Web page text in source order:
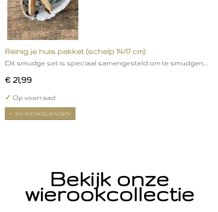
Reinig je huis pakket (schelp 14/17 cm)
Dit smudge set is speciaal samengesteld om te smudgen.…
€ 21,99
✓ Op voorraad
IN WINKELWAGEN
Bekijk onze
wierookcollectie